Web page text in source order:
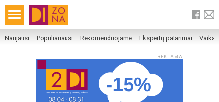
Naujausi Populiariausi Rekomenduojame Ekspertų patarimai
REKLAMA